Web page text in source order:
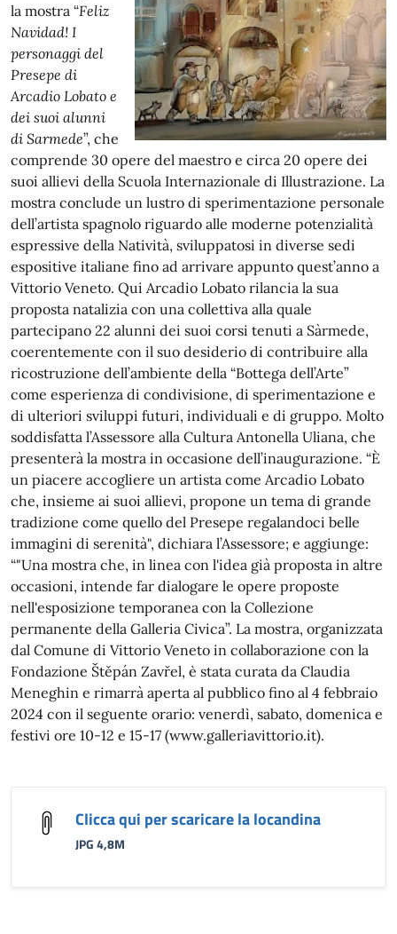
la mostra “Feliz
Navidad! I
personaggi del
Presepe di
Arcadio Lobato e
dei suoi alunni
di Sarmede”, che
comprende 30 opere del maestro e circa 20 opere dei
suoi allievi della Scuola Internazionale di Illustrazione. La
mostra conclude un lustro di sperimentazione personale
dell’artista spagnolo riguardo alle moderne potenzialità
espressive della Natività, sviluppatosi in diverse sedi
espositive italiane fino ad arrivare appunto quest’anno a
Vittorio Veneto. Qui Arcadio Lobato rilancia la sua
proposta natalizia con una collettiva alla quale
partecipano 22 alunni dei suoi corsi tenuti a Sàrmede,
coerentemente con il suo desiderio di contribuire alla
ricostruzione dell’ambiente della “Bottega dell’Arte”
come esperienza di condivisione, di sperimentazione e
di ulteriori sviluppi futuri, individuali e di gruppo. Molto
soddisfatta l’Assessore alla Cultura Antonella Uliana, che
presenterà la mostra in occasione dell’inaugurazione. “È
un piacere accogliere un artista come Arcadio Lobato
che, insieme ai suoi allievi, propone un tema di grande
tradizione come quello del Presepe regalandoci belle
immagini di serenità", dichiara l’Assessore; e aggiunge:
“"Una mostra che, in linea con l'idea già proposta in altre
occasioni, intende far dialogare le opere proposte
nell'esposizione temporanea con la Collezione
permanente della Galleria Civica”. La mostra, organizzata
dal Comune di Vittorio Veneto in collaborazione con la
Fondazione Štěpán Zavřel, è stata curata da Claudia
Meneghin e rimarrà aperta al pubblico fino al 4 febbraio
2024 con il seguente orario: venerdì, sabato, domenica e
festivi ore 10-12 e 15-17 (www.galleriavittorio.it).
Clicca qui per scaricare la locandina
JPG 4,8M